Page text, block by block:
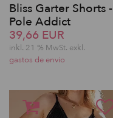
Bliss Garter Shorts -
Pole Addict
39,66 EUR
inkl. 21 % MwSt. exkl.
gastos de envio